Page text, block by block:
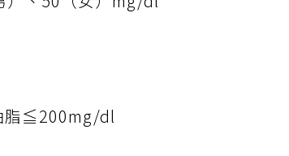
、50（女）mg/dl
脂≦200mg/dl